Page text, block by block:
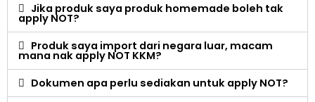
Jika produk saya produk homemade boleh tak
apply NOT?
Produk saya import dari negara luar, macam
mana nak apply NOT KKM?
Dokumen apa perlu sediakan untuk apply NOT?